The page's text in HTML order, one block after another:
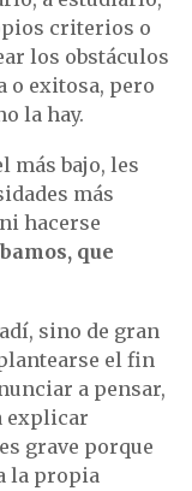
criterios o
los obstáculos
o exitosa, pero
la hay.
más bajo, les
más
hacerse
que
sino de gran
el fin
a pensar,
explicar
grave porque
la propia